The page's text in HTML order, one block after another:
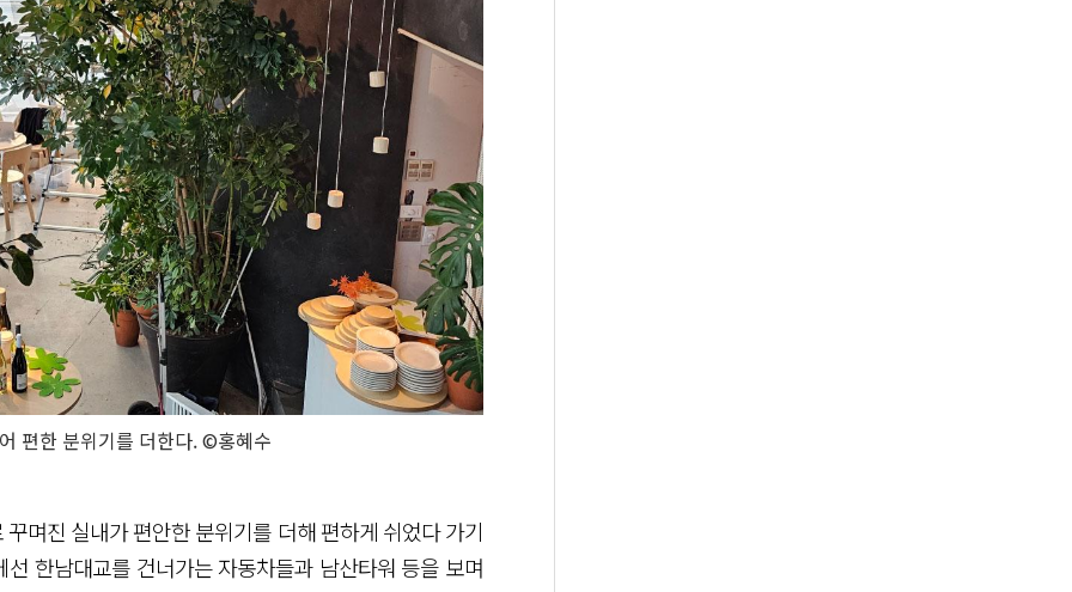
편한 분위기를 더한다. ©홍혜수
며진 실내가 편안한 분위기를 더해 편하게 쉬었다 가기
선 한남대교를 건너가는 자동차들과 남산타워 등을 보며